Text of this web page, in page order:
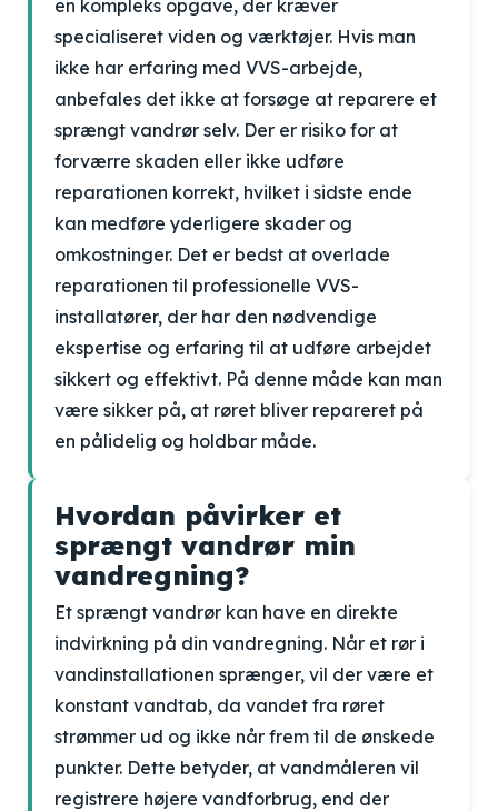
en kompleks opgave, der kræver
specialiseret viden og værktøjer. Hvis man
ikke har erfaring med VVS-arbejde,
anbefales det ikke at forsøge at reparere et
sprængt vandrør selv. Der er risiko for at
forværre skaden eller ikke udføre
reparationen korrekt, hvilket i sidste ende
kan medføre yderligere skader og
omkostninger. Det er bedst at overlade
reparationen til professionelle VVS-
installatører, der har den nødvendige
ekspertise og erfaring til at udføre arbejdet
sikkert og effektivt. På denne måde kan man
være sikker på, at røret bliver repareret på
en pålidelig og holdbar måde.
Hvordan påvirker et
sprængt vandrør min
vandregning?
Et sprængt vandrør kan have en direkte
indvirkning på din vandregning. Når et rør i
vandinstallationen sprænger, vil der være et
konstant vandtab, da vandet fra røret
strømmer ud og ikke når frem til de ønskede
punkter. Dette betyder, at vandmåleren vil
registrere højere vandforbrug, end der